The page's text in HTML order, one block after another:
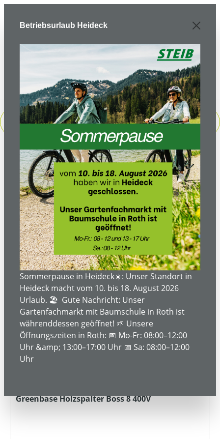
PRODUKTE FILTERN
Sortierung:
Bestellanfrage
Rabatt
%
Greenbase Holzspalter Boss 8 400V
Betriebsurlaub Heideck
Sommerpause in Heideck☀️: Unser Standort in
Heideck macht vom 10. bis 18. August 2026
Urlaub. 🏖️ Gute Nachricht: Unser
Gartenfachmarkt mit Baumschule in Roth ist
währenddessen geöffnet! 🌱 Unsere
Öffnungszeiten in Roth: 📅 Mo-Fr: 08:00–12:00
Uhr &amp; 13:00–17:00 Uhr 📅 Sa: 08:00–12:00
Uhr